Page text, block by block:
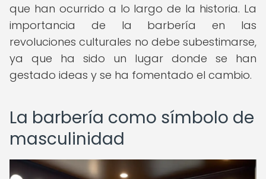
que han ocurrido a lo largo de la historia. La
importancia de la barbería en las
revoluciones culturales no debe subestimarse,
ya que ha sido un lugar donde se han
gestado ideas y se ha fomentado el cambio.
La barbería como símbolo de
masculinidad